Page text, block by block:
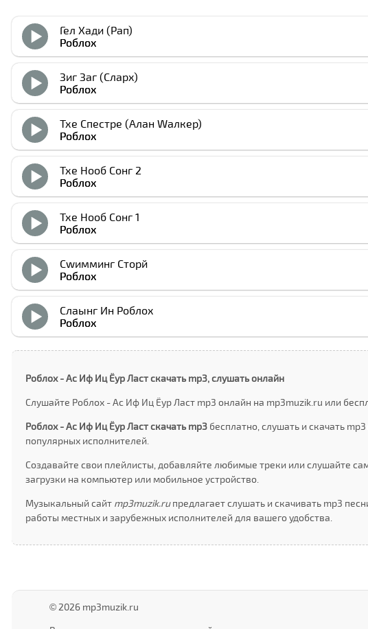
Гел Хади (Рап)
Роблоx
Зиг Заг (Cларx)
Роблоx
Тхе Спеcтре (Алан Wалкер)
Роблоx
Тхе Нооб Сонг 2
Роблоx
Тхе Нооб Сонг 1
Роблоx
Сwимминг Сторй
Роблоx
Слаынг Ин Роблоx
Роблоx
Роблоx - Ас Иф Иц Ёур Ласт скачать mp3, слушать онлайн
Слушайте Роблоx - Ас Иф Иц Ёур Ласт mp3 онлайн на mp3muzik.ru или
Роблоx - Ас Иф Иц Ёур Ласт скачать mp3бесплатно, слушать и скачать
популярных исполнителей.
Создавайте свои плейлисты, добавляйте любимые треки или слушайте
загрузки на компьютер или мобильное устройство.
Музыкальный сайт mp3muzik.ruпредлагает слушать и скачивать mp3
работы местных и зарубежных исполнителей для вашего удобства.
© 2026 mp3muzik.ru